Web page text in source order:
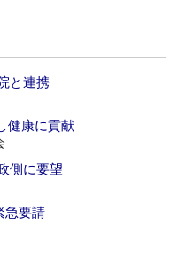
と連携
健康に貢献
側に要望
急要請